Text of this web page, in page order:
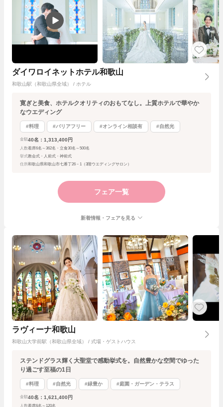
ダイワロイネットホテル和歌山
和歌山駅（和歌山県全域） / ホテル
寛ぎと美食、ホテルクオリティのおもてなし。上質ホテルで華やか
なウエディング
#料理 #バリアフリー #オンライン相談有 #自然光
金額 40名：1,313,400円
人数着席6名～362名・立食30名～500名
挙式教会式・人前式・神前式
住所和歌山県和歌山市七番丁26－1（3階ウエディングサロン）
フェア一覧
新着情報・フェアを見る
ラヴィーナ和歌山
和歌山大学前駅（和歌山県全域） / 式場・ゲストハウス
ステンドグラス輝く大聖堂で感動挙式を。自然豊かな空間でゆった
り過ごす至福の1日
#料理 #自然光 #緑豊か #庭園・ガーデン・テラス
金額 40名：1,621,400円
人数着席6名～120名